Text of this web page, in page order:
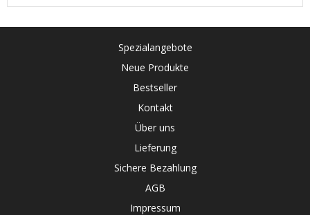
Spezialangebote
Neue Produkte
Bestseller
Kontakt
Über uns
Lieferung
Sichere Bezahlung
AGB
Impressum